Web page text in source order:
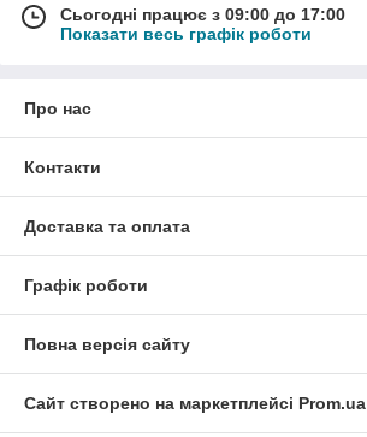
Сьогодні працює з 09:00 до 17:00
Показати весь графік роботи
Про нас
Контакти
Доставка та оплата
Графік роботи
Повна версія сайту
Сайт створено на маркетплейсі Prom.ua